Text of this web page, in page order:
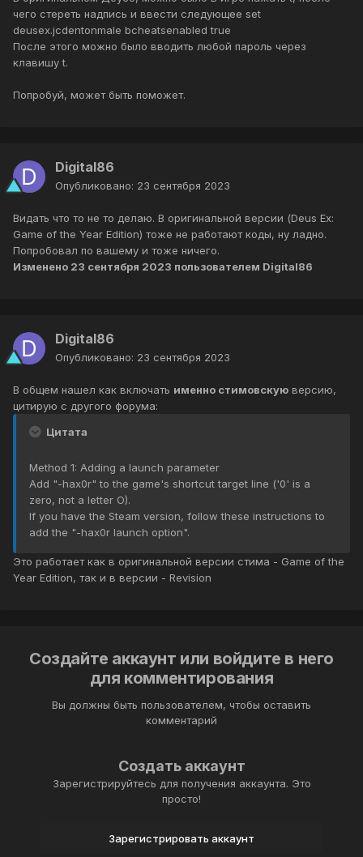
чего стереть надпись и ввести следующее set
deusex.jcdentonmale bcheatsenabled true
После этого можно было вводить любой пароль через
клавишу t.
Попробуй, может быть поможет.
Digital86
Опубликовано: 23 сентября 2023
Видать что то не то делаю. В оригинальной версии (Deus Ex:
Game of the Year Edition) тоже не работают коды, ну ладно.
Попробовал по вашему и тоже ничего.
Изменено 23 сентября 2023 пользователем Digital86
Digital86
Опубликовано: 23 сентября 2023
В общем нашел как включать именно стимовскую версию,
цитирую с другого форума:
Цитата
Method 1: Adding a launch parameter
Add "-hax0r" to the game's shortcut target line ('0' is a
zero, not a letter O).
If you have the Steam version, follow these instructions to
add the "-hax0r launch option".
Это работает как в оригинальной версии стима - Game of the
Year Edition, так и в версии - Revision
Создайте аккаунт или войдите в него
для комментирования
Вы должны быть пользователем, чтобы оставить
комментарий
Создать аккаунт
Зарегистрируйтесь для получения аккаунта. Это
просто!
Зарегистрировать аккаунт